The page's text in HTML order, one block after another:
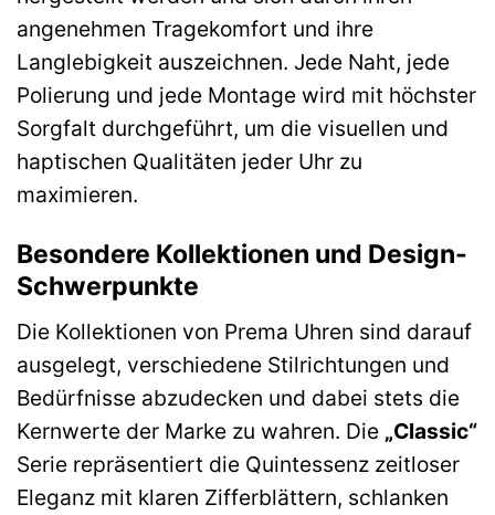
angenehmen Tragekomfort und ihre
Langlebigkeit auszeichnen. Jede Naht, jede
Polierung und jede Montage wird mit höchster
Sorgfalt durchgeführt, um die visuellen und
haptischen Qualitäten jeder Uhr zu
maximieren.
Besondere Kollektionen und Design-
Schwerpunkte
Die Kollektionen von Prema Uhren sind darauf
ausgelegt, verschiedene Stilrichtungen und
Bedürfnisse abzudecken und dabei stets die
Kernwerte der Marke zu wahren. Die „Classic“
Serie repräsentiert die Quintessenz zeitloser
Eleganz mit klaren Zifferblättern, schlanken